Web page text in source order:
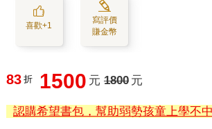
喜歡+1
寫評價
賺金幣
83 折 1500 元 1800 元
認購希望書包，幫助弱勢孩童上學不中